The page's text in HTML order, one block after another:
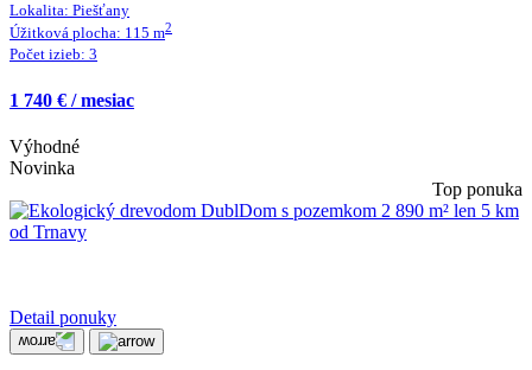
Lokalita: Piešťany
Úžitková plocha: 115 m2
Počet izieb: 3
1 740 € / mesiac
Výhodné
Novinka
Top ponuka
Detail ponuky